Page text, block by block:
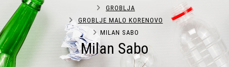
Milan Sabo
GROBLJA
GROBLJE MALO KORENOVO
MILAN SABO